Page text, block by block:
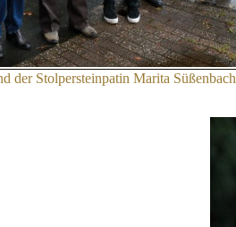
der Stolpersteinpatin Marita Süßenbach